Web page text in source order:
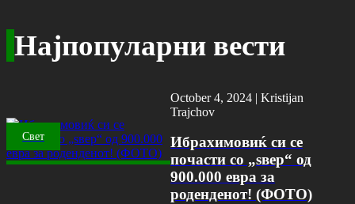
Најпопуларни вести
Свет
October 4, 2024 |Kristijan
Trajchov
Ибрахимовиќ си се
почасти со „ѕвер“ од
900.000 евра за
роденденот! (ФОТО)